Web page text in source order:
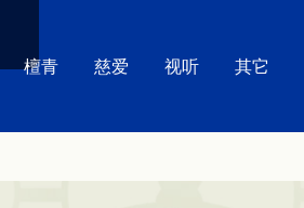
檀青 慈爱 视听 其它